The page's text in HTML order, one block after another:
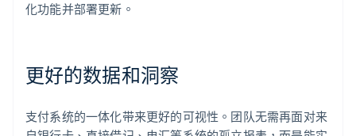
化功能并部署更新。
更好的数据和洞察
支付系统的一体化带来更好的可视性。团队无需再面对来